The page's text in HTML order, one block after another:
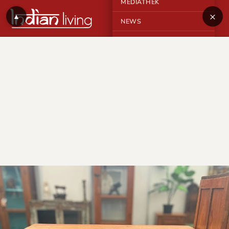
MEDIATHEK
NEWS ×
▲